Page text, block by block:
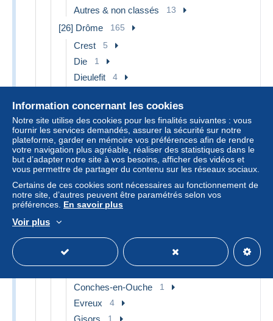
Autres & non classés 13
[26] Drôme 165
Crest 5
Die 1
Dieulefit 4
Hauterives 2
Montelimar 8
Nyons 5
Romans sur Isere 10
Valence 33
Autres & non classés 95
[27] Eure 123
Beaumont-le-Roger 3
Conches-en-Ouche 1
Evreux 4
Gisors 1
Information concernant les cookies
Notre site utilise des cookies pour les finalités suivantes : vous
fournir les services demandés, assurer la sécurité sur notre
plateforme, garder en mémoire vos préférences afin de rendre
votre navigation plus agréable, réaliser des statistiques dans le
but d’adapter notre site à vos besoins, afficher des vidéos et
vous permettre de partager du contenu sur les réseaux sociaux.
Certains de ces cookies sont nécessaires au fonctionnement de
notre site, d’autres peuvent être paramétrés selon vos
préférences. En savoir plus
Voir plus